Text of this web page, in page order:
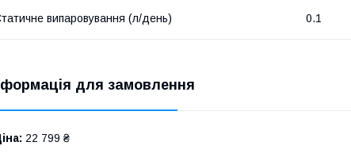
випаровування (л/день) 0.1
для замовлення
22 799 ₴